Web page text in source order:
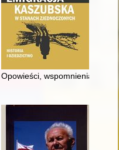
: przyczynek do badań
Opowieści, wspomnienia,